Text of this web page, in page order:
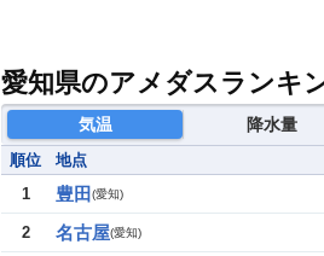
愛知県のアメダスランキ
気温 降水量
順位 地点
1
豊田 (愛知)
2 名古屋(愛知)